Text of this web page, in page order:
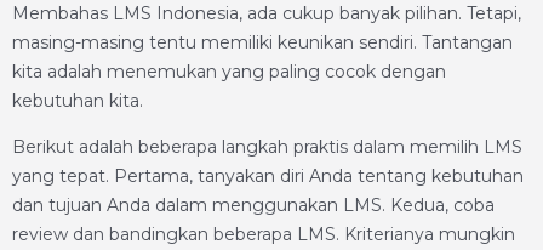
Membahas LMS Indonesia, ada cukup banyak pilihan. Tetapi,
masing-masing tentu memiliki keunikan sendiri. Tantangan
kita adalah menemukan yang paling cocok dengan
kebutuhan kita.
Berikut adalah beberapa langkah praktis dalam memilih LMS
yang tepat. Pertama, tanyakan diri Anda tentang kebutuhan
dan tujuan Anda dalam menggunakan LMS. Kedua, coba
review dan bandingkan beberapa LMS. Kriterianya mungkin